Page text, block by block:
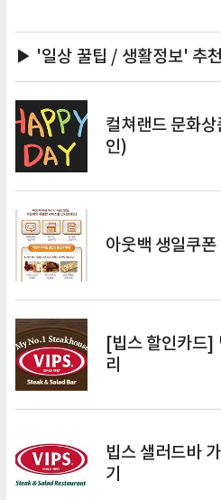
▶ '일상 꿀팁 / 생활정보' 추
컬쳐랜드 문화
인)
아웃백 생일쿠
[빕스 할인카드]
리
빕스 샐러드바
기